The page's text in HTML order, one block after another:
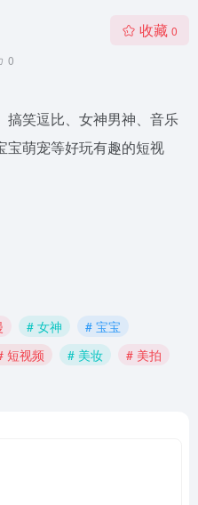
0
收藏 0
搞笑逗比、女神男神、音乐
宝萌宠等好玩有趣的短视
# 女神
# 宝宝
短视频 # 美妆
# 美拍